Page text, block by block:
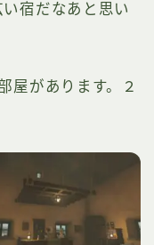
宿だなあと思い
屋があります。２